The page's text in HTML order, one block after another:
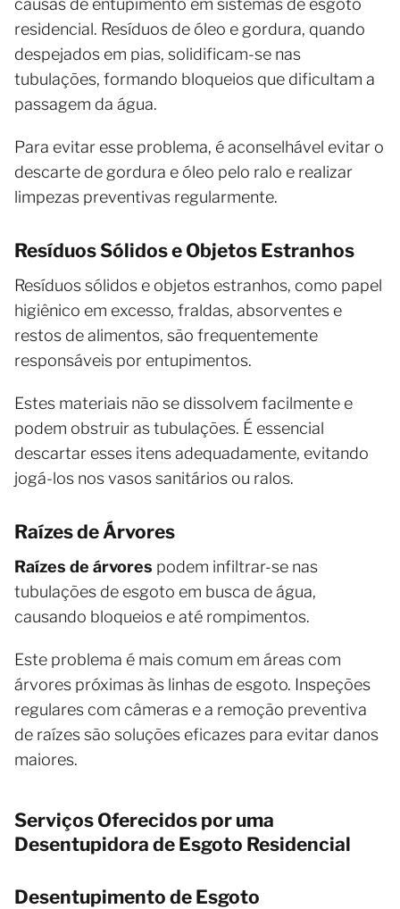
causas de entupimento em sistemas de esgoto
residencial. Resíduos de óleo e gordura, quando
despejados em pias, solidificam-se nas
tubulações, formando bloqueios que dificultam a
passagem da água.
Para evitar esse problema, é aconselhável evitar o
descarte de gordura e óleo pelo ralo e realizar
limpezas preventivas regularmente.
Resíduos Sólidos e Objetos Estranhos
Resíduos sólidos e objetos estranhos, como papel
higiênico em excesso, fraldas, absorventes e
restos de alimentos, são frequentemente
responsáveis por entupimentos.
Estes materiais não se dissolvem facilmente e
podem obstruir as tubulações. É essencial
descartar esses itens adequadamente, evitando
jogá-los nos vasos sanitários ou ralos.
Raízes de Árvores
Raízes de árvores podem infiltrar-se nas
tubulações de esgoto em busca de água,
causando bloqueios e até rompimentos.
Este problema é mais comum em áreas com
árvores próximas às linhas de esgoto. Inspeções
regulares com câmeras e a remoção preventiva
de raízes são soluções eficazes para evitar danos
maiores.
Serviços Oferecidos por uma
Desentupidora de Esgoto Residencial
Desentupimento de Esgoto